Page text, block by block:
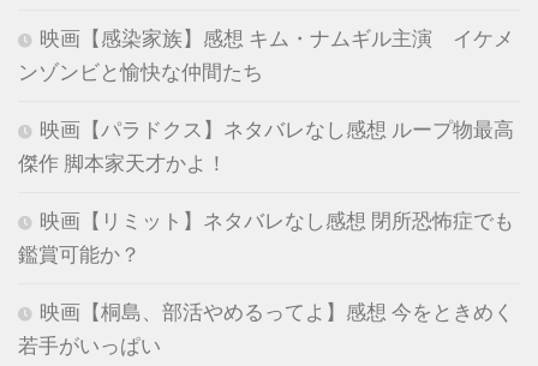
映画【感染家族】感想 キム・ナムギル主演 イケメ
ンゾンビと愉快な仲間たち
映画【パラドクス】ネタバレなし感想 ループ物最高
傑作 脚本家天才かよ！
映画【リミット】ネタバレなし感想 閉所恐怖症でも
鑑賞可能か？
映画【桐島、部活やめるってよ】感想 今をときめく
若手がいっぱい